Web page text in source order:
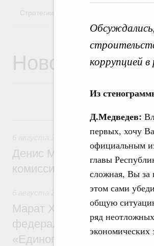
коррупцией в
Из
Д.Медведев:
первых, хочу
официальным
главы
сложная, Вы
этом сами
общую
ряд
экономических
Стратегии
Новости
6
Общие вопросы
Денис Мантуров провёл
комиссии по
Регулирование в
Марат Хуснуллин: Более
федерального значения
«Единого заказчика»